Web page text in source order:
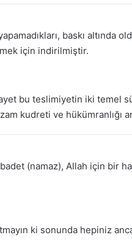
baskı
için indirilmiştir.
bu teslimiyetin iki temel
kudreti ve hükümranlığı
(namaz), Allah için bir
ki sonunda hepiniz